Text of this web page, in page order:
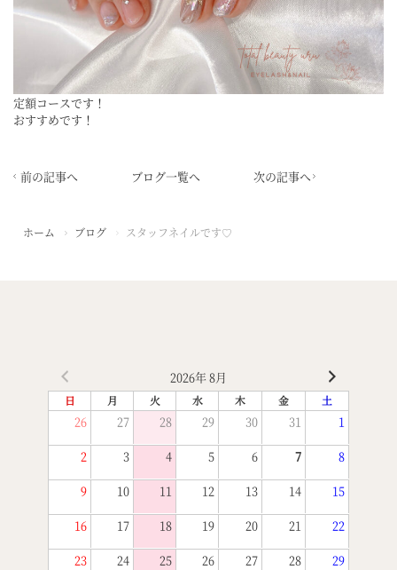
ご予約はこちらから
定額コースです！
おすすめです！
前の記事へ ブログ一覧へ 次の記事へ
ホーム ブログ スタッフネイルです♡
2026年 8月
日 月 火 水 木 金 土
26 27 28 29 30 31 1
2 3 4 5 6 7 8
9 10 11 12 13 14 15
16 17 18 19 20 21 22
23 24 25 26 27 28 29